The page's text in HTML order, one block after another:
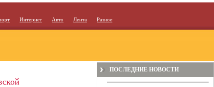
Интернет Авто Лента Разное
ПОСЛЕДНИЕ НОВОСТИ